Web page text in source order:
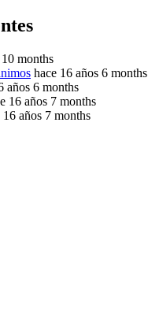
months
hace 16 años 6 months
años 6 months
16 años 7 months
16 años 7 months